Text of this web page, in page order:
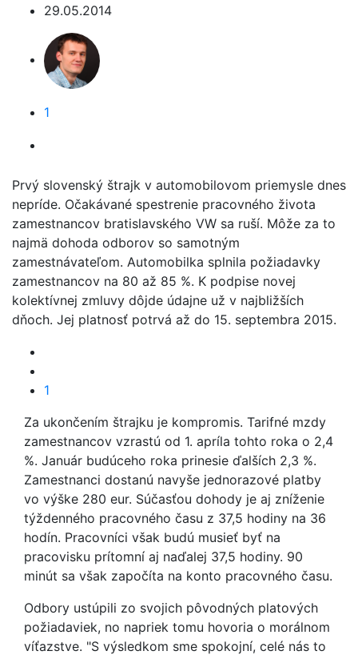
29.05.2014
1
Prvý slovenský štrajk v automobilovom priemysle dnes
nepríde. Očakávané spestrenie pracovného života
zamestnancov bratislavského VW sa ruší. Môže za to
najmä dohoda odborov so samotným
zamestnávateľom. Automobilka splnila požiadavky
zamestnancov na 80 až 85 %. K podpise novej
kolektívnej zmluvy dôjde údajne už v najbližších
dňoch. Jej platnosť potrvá až do 15. septembra 2015.
1
Za ukončením štrajku je kompromis. Tarifné mzdy
zamestnancov vzrastú od 1. apríla tohto roka o 2,4
%. Január budúceho roka prinesie ďalších 2,3 %.
Zamestnanci dostanú navyše jednorazové platby
vo výške 280 eur. Súčasťou dohody je aj zníženie
týždenného pracovného času z 37,5 hodiny na 36
hodín. Pracovníci však budú musieť byť na
pracovisku prítomní aj naďalej 37,5 hodiny. 90
minút sa však započíta na konto pracovného času.
Odbory ustúpili zo svojich pôvodných platových
požiadaviek, no napriek tomu hovoria o morálnom
víťazstve. "S výsledkom sme spokojní, celé nás to